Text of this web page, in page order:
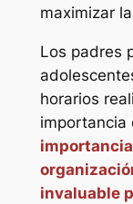
maximizar
Los padres
horarios
importancia
invaluable